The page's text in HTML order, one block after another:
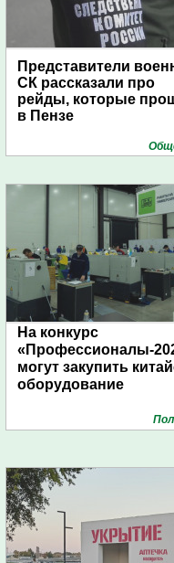
Представители
СК рассказали про
рейды, которые
в Пензе
На конкурс
«Профессионалы-
могут закупить
оборудование